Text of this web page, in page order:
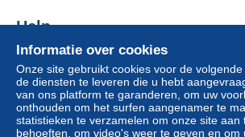
€ 8,80
Betalingsvoorwaarden:
Alle betalingen worden gedaan met
Informatie over cookies
Onze site gebruikt cookies voor de
de diensten te leveren die u hebt
van ons platform te garanderen, om uw
onthouden om het surfen aangenamer te
statistieken te verzamelen om onze site aan
behoeften, om video's weer te geven en om
Help
Hulpcentrum
Kopen op Delcampe
Verkopen op Delcampe
Een beveiligde website